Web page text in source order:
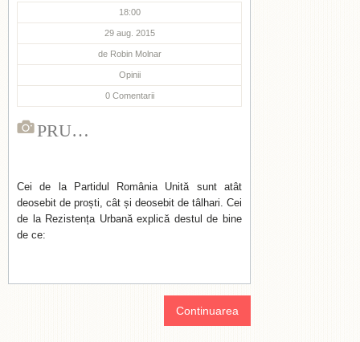
18:00
29 aug. 2015
de Robin Molnar
Opinii
0 Comentarii
PRU…
Cei de la Partidul România Unită sunt atât
deosebit de proști, cât și deosebit de tâlhari. Cei
de la Rezistența Urbană explică destul de bine
de ce:
Continuarea